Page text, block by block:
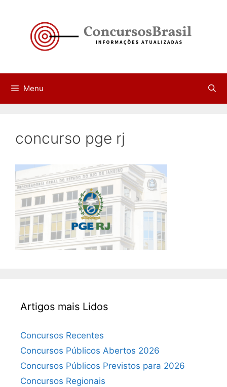
conteúdo
Menu
concurso pge rj
Artigos mais Lidos
Concursos Recentes
Concursos Públicos Abertos 2026
Concursos Públicos Previstos para 2026
Concursos Regionais